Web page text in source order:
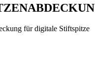
für digitale Stiftspitze